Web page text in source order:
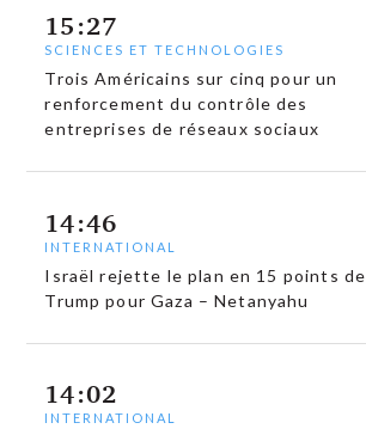
15:27
SCIENCES ET TECHNOLOGIES
Trois Américains sur cinq pour un
renforcement du contrôle des
entreprises de réseaux sociaux
14:46
INTERNATIONAL
Israël rejette le plan en 15 points de
Trump pour Gaza – Netanyahu
14:02
INTERNATIONAL